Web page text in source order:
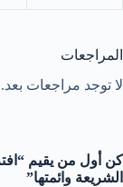
المراجعات
لا توجد مراجعات بعد.
كن أول من يقيم
الشريعة وائمتها”